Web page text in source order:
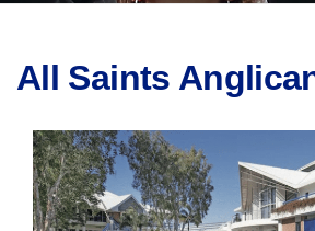
All Saints